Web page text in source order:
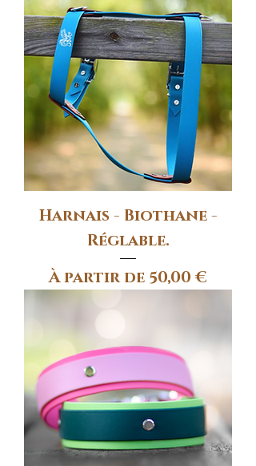
Harnais - Biothane -
Réglable.
À partir de 50,00 €
Prix promotionnel